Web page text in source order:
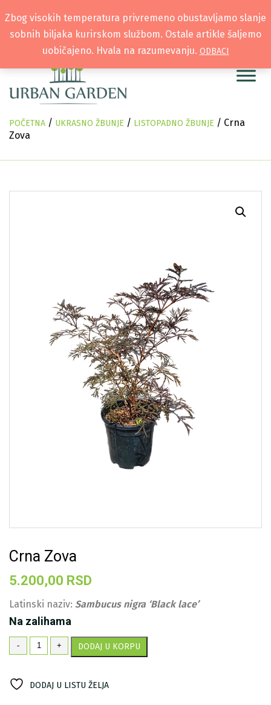
POČETNA / UKRASNO ŽBUNJE / LISTOPADNO ŽBUNJE / Crna
Zova
Crna Zova
5.200,00 RSD
Latinski naziv: Sambucus nigra ‘Black lace’
Na zalihama
-
Crna
Zova
+ DODAJ U KORPU
DODAJ U LISTU ŽELJA
Zbog visokih temperatura privremeno obustavljamo slanje
sobnih biljaka kurirskom službom. Ostale artikle šaljemo
uobičajeno. Hvala na razumevanju. ODBACI